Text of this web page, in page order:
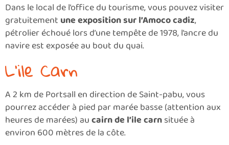
Dans le local de l’office du tourisme, vous pouvez visiter
gratuitement une exposition sur l’Amoco cadiz,
pétrolier échoué lors d’une tempête de 1978, l’ancre du
navire est exposée au bout du quai.
L’ile Carn
A 2 km de Portsall en direction de Saint-pabu, vous
pourrez accéder à pied par marée basse (attention aux
heures de marées) aucairn de l’ile carnsituée à
environ 600 mètres de la côte.